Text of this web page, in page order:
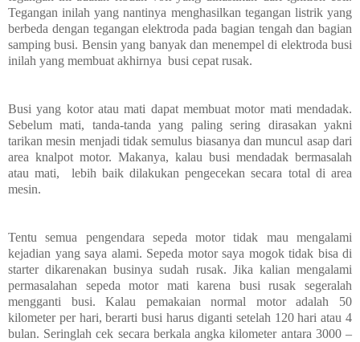
Tegangan inilah yang nantinya menghasilkan tegangan listrik yang
berbeda dengan tegangan elektroda pada bagian tengah dan bagian
samping busi. Bensin yang banyak dan menempel di elektroda busi
inilah yang membuat akhirnya busi cepat rusak.
Busi yang kotor atau mati dapat membuat motor mati mendadak.
Sebelum mati, tanda-tanda yang paling sering dirasakan yakni
tarikan mesin menjadi tidak semulus biasanya dan muncul asap dari
area knalpot motor. Makanya, kalau busi mendadak bermasalah
atau mati, lebih baik dilakukan pengecekan secara total di area
mesin.
Tentu semua pengendara sepeda motor tidak mau mengalami
kejadian yang saya alami. Sepeda motor saya mogok tidak bisa di
starter dikarenakan businya sudah rusak. Jika kalian mengalami
permasalahan sepeda motor mati karena busi rusak segeralah
mengganti busi. Kalau pemakaian normal motor adalah 50
kilometer per hari, berarti busi harus diganti setelah 120 hari atau 4
bulan. Seringlah cek secara berkala angka kilometer antara 3000 –